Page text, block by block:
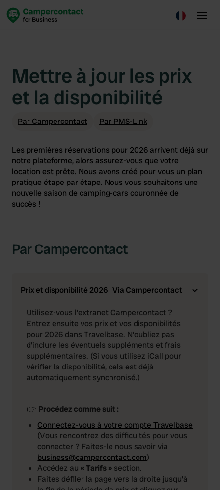
Mettre à jour les prix
et la disponibilité
Par Campercontact Par PMS-Link
Les premières réservations pour 2026 arrivent déjà sur
notre plateforme, alors assurez-vous que votre
location est prête. Nous avons créé pour vous un plan
pratique étape par étape. Nous vous souhaitons une
nouvelle saison de camping-cars couronnée de
succès !
Par Campercontact
Prix et disponibilité 2026 | Via Campercontact
Utilisez-vous l'extranet Campercontact ?
Entrez ensuite vos prix et vos disponibilités
pour 2026 dans Travelbase. N'oubliez pas
d'inclure les éventuels suppléments et frais
supplémentaires. (Si vous utilisez iCall pour
vérifier la disponibilité, cela est déjà
automatiquement synchronisé.)
👉 Procédez comme suit :
Connectez-vous à votre compte Travelbase
(Vous rencontrez des difficultés pour vous
connecter ? Faites-le nous savoir via
business@campercontact.com)
Accédez au« Tarifs » section.
Faites défiler la page vers la droite jusqu'à